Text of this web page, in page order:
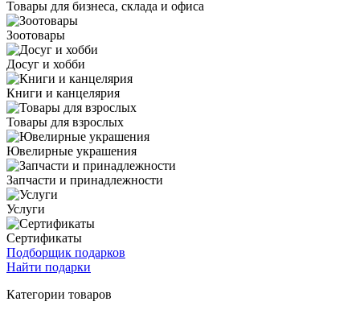
Товары для бизнеса, склада и офиса
Зоотовары
Досуг и хобби
Книги и канцелярия
Товары для взрослых
Ювелирные украшения
Запчасти и принадлежности
Услуги
Сертификаты
Подборщик подарков
Найти подарки
Категории товаров